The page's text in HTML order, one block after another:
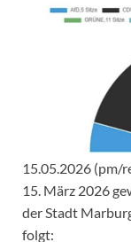
15.05.2026 (pm/
15. März 2026
der Stadt
folgt: